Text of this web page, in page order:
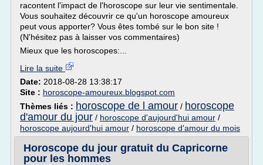
racontent l'impact de l'horoscope sur leur vie sentimentale.
Vous souhaitez découvrir ce qu'un horoscope amoureux
peut vous apporter? Vous êtes tombé sur le bon site !
(N'hésitez pas à laisser vos commentaires)
Mieux que les horoscopes:...
Lire la suite
Date: 2018-08-28 13:38:17
Site : horoscope-amoureux.blogspot.com
Thèmes liés : horoscope de l amour / horoscope
d'amour du jour / horoscope d'aujourd'hui amour /
horoscope aujourd'hui amour / horoscope d'amour du mois
Horoscope du jour gratuit du Capricorne
pour les hommes